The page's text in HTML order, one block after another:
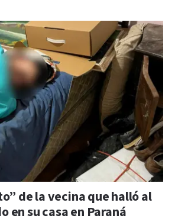
de la vecina que halló al
en su casa en Paraná